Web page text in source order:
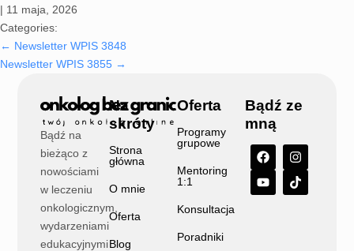
| 11 maja, 2026
Categories:
← Newsletter WPIS 3848
Newsletter WPIS 3855 →
Bądź na
bieżąco z
nowościami
w leczeniu
onkologicznym,
wydarzeniami
edukacyjnymi
Na
skróty
Strona
główna
O mnie
Oferta
Blog
Oferta
Programy
grupowe
Mentoring
1:1
Konsultacja
Poradniki
Bądź ze
mną